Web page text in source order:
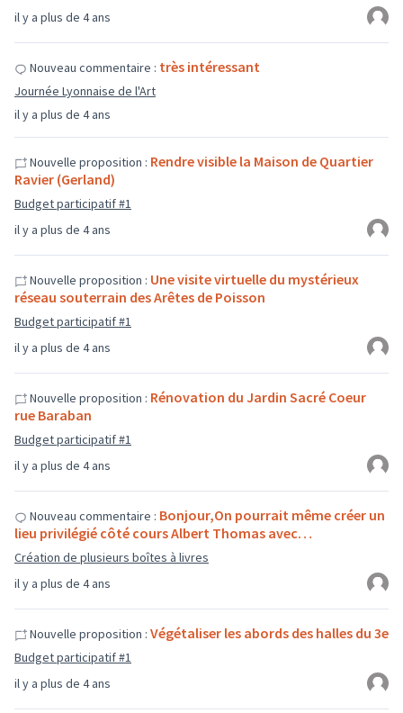
il y a plus de 4 ans
il y a plus de 4 ans
Nouveau commentaire : très intéressant
Journée Lyonnaise de l'Art
il y a plus de 4 ans
Nouvelle proposition : Rendre visible la Maison de Quartier
Ravier (Gerland)
Budget participatif #1
il y a plus de 4 ans
Nouvelle proposition : Une visite virtuelle du mystérieux
réseau souterrain des Arêtes de Poisson
Budget participatif #1
il y a plus de 4 ans
Nouvelle proposition : Rénovation du Jardin Sacré Coeur
rue Baraban
Budget participatif #1
il y a plus de 4 ans
Nouveau commentaire : Bonjour,On pourrait même créer un
lieu privilégié côté cours Albert Thomas avec…
Création de plusieurs boîtes à livres
il y a plus de 4 ans
Nouvelle proposition : Végétaliser les abords des halles du 3e
Budget participatif #1